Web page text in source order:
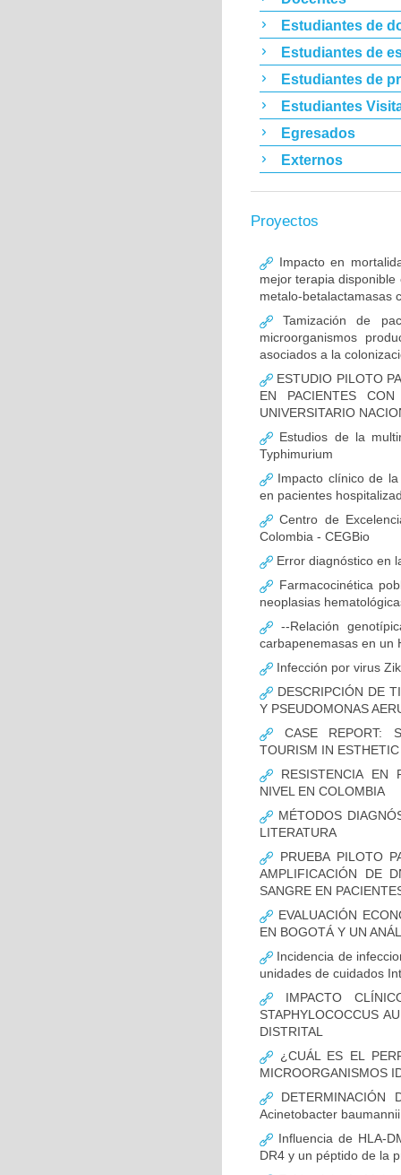
Estudiantes de
Estudiantes de
Estudiantes de
Estudiantes
Egresados
Externos
Proyectos
Impacto en
mejor terapia
metalo-betalactamasas
Tamización de
microorganismos
asociados a la
ESTUDIO PILOTO
EN PACIENTES
UNIVERSITARIO
Estudios de la
Typhimurium
Impacto clínico de
en pacientes
Centro de
Colombia - CEGBio
Error diagnóstico en
Farmacocinética
neoplasias
--Relación
carbapenemasas en un
Infección por virus
DESCRIPCIÓN DE
Y PSEUDOMONAS
CASE REPORT:
TOURISM IN
RESISTENCIA EN
NIVEL EN COLOMBIA
MÉTODOS
LITERATURA
PRUEBA PILOTO
AMPLIFICACIÓN DE
SANGRE EN
EVALUACIÓN
EN BOGOTÁ Y UN
Incidencia de
unidades de cuidados
IMPACTO
STAPHYLOCOCCUS
DISTRITAL
¿CUÁL ES EL
MICROORGANISMOS
DETERMINACIÓN
Acinetobacter
Influencia de HLA-
DR4 y un péptido de la